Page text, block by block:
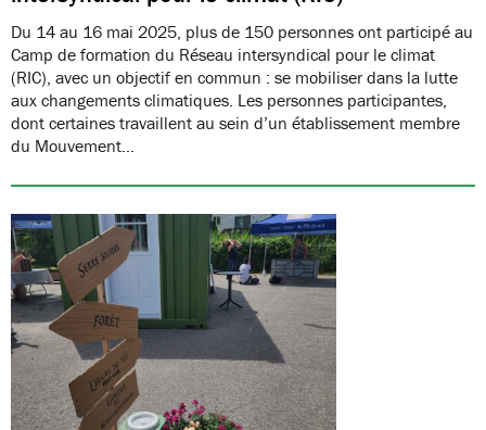
Du 14 au 16 mai 2025, plus de 150 personnes ont participé au
Camp de formation du Réseau intersyndical pour le climat
(RIC), avec un objectif en commun : se mobiliser dans la lutte
aux changements climatiques. Les personnes participantes,
dont certaines travaillent au sein d’un établissement membre
du Mouvement…